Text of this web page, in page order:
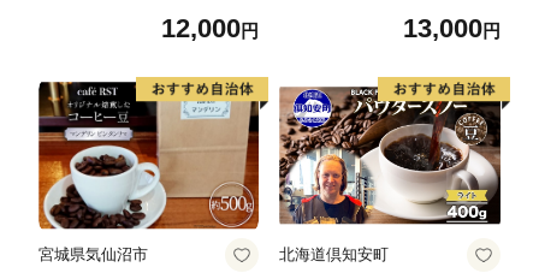
12,000円
プレゼント 人気 厳選 コー
釈用ドリンク 希釈用コー
ヒー ホットコーヒー アイ
スコーヒー
13,000円
宮城県気仙沼市 北海道倶知安町